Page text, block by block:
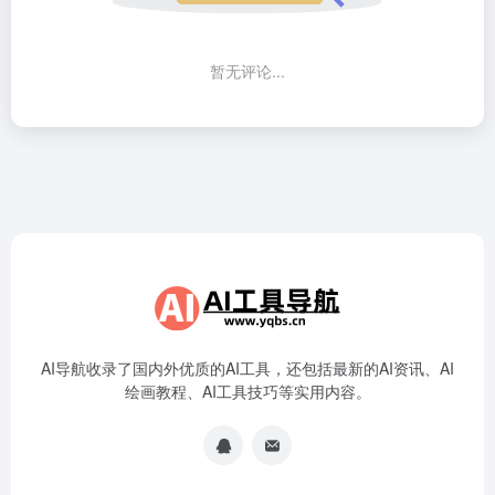
暂无评论...
AI导航收录了国内外优质的AI工具，还包括最新的AI资讯、AI
绘画教程、AI工具技巧等实用内容。